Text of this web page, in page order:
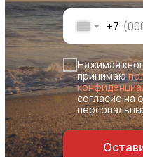
+7
Нажимая
принимаю
согласие на